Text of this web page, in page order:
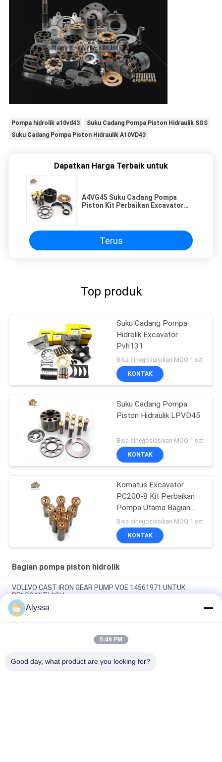
Pompa hidrolik a10vd43
Suku Cadang Pompa Piston Hidraulik SGS
Suku Cadang Pompa Piston Hidraulik A10VD43
Dapatkan Harga Terbaik untuk
A4VG45 Suku Cadang Pompa
Piston Kit Perbaikan Excavator
Terus
Top produk
Suku Cadang Pompa
Hidrolik Excavator
Pvh131
Bisa dinegosiasikan MOQ:1 set
KONTAK
Suku Cadang Pompa
Piston Hidraulik LPVD45
Bisa dinegosiasikan MOQ:1 set
KONTAK
Komatus Excavator
PC200-8 Kit Perbaikan
Pompa Utama Bagian
Pompa Hidraulik Pompa
Piston Layanan
Perbaikan Pemeliharaan
Bisa dinegosiasikan MOQ:1 set
KONTAK
Bagian pompa piston hidrolik
VOLLVO CAST IRON GEAR PUMP VOE 14561971 UNTUK
PENGGANTI ASLI
VOLLVO CAST IRON GEAR PUMP VOE 14537295 UNTUK
PENGGANTI ASLI
VOLLVO CAST IRON GEAR PUMP VOE 14782798 UNTUK
Alyssa
5:49 PM
Good day, what product are you looking for?